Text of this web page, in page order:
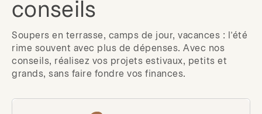
conseils
Soupers en terrasse, camps de jour, vacances : l’été
rime souvent avec plus de dépenses. Avec nos
conseils, réalisez vos projets estivaux, petits et
grands, sans faire fondre vos finances.